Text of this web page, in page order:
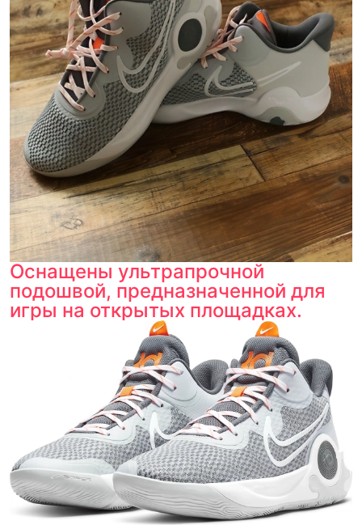
Оснащены ультрапрочной
подошвой, предназначенной для
игры на открытых площадках.